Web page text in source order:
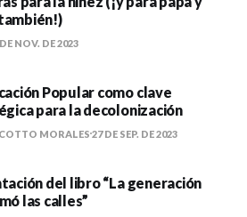
NOV. DE 2023
Popular como clave
para la decolonización
MORALES 27 DE SEP. DE 2023
del libro “La generación
las calles”